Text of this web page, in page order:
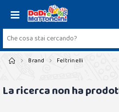
Brand Feltrinelli
La ricerca non ha